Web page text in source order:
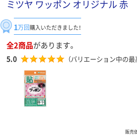
ミツヤ ワッポン オリジナル 赤
1万回購入いただきました！
全2商品があります。
5.0 （バリエーション中の最
販売